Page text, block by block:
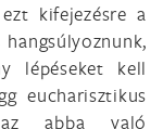
kifejezésre a
lépéseket kell
eucharisztikus
az abba való